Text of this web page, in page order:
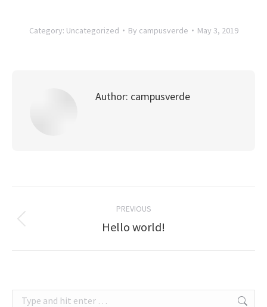
Category: Uncategorized By campusverde May 3, 2019
Author: campusverde
navigation
PREVIOUS
Previous
Hello world!
Search: